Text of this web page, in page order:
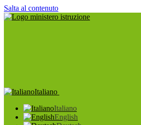
Salta al contenuto
Italiano
Italiano
English